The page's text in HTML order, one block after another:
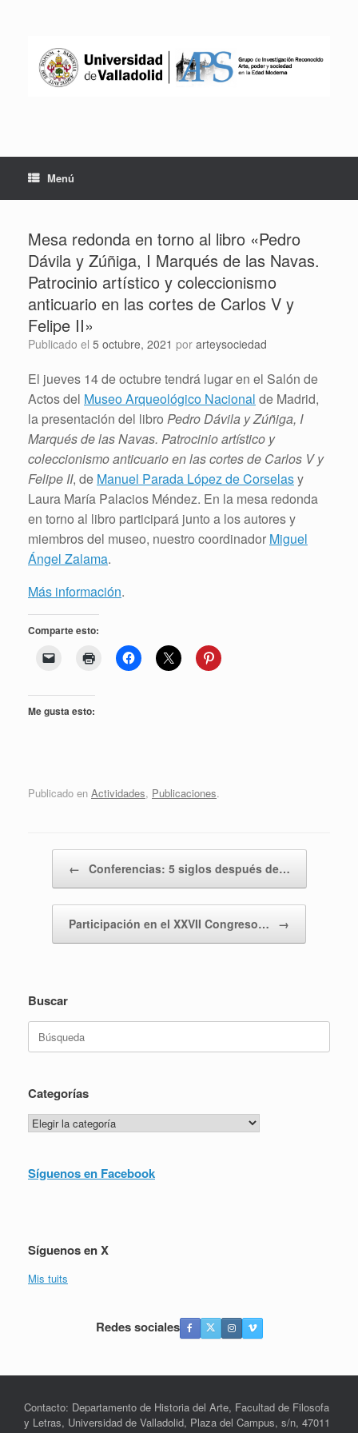
Menú
Mesa redonda en torno al libro «Pedro
Dávila y Zúñiga, I Marqués de las Navas.
Patrocinio artístico y coleccionismo
anticuario en las cortes de Carlos V y
Felipe II»
Publicado el 5 octubre, 2021 por arteysociedad
El jueves 14 de octubre tendrá lugar en el Salón de
Actos del Museo Arqueológico Nacional de Madrid,
la presentación del libro Pedro Dávila y Zúñiga, I
Marqués de las Navas. Patrocinio artístico y
coleccionismo anticuario en las cortes de Carlos V y
Felipe II, de Manuel Parada López de Corselasy
Laura María Palacios Méndez. En la mesa redonda
en torno al libro participará junto a los autores y
miembros del museo, nuestro coordinador Miguel
Ángel Zalama.
Más información.
Comparte esto:
Me gusta esto:
Publicado en Actividades, Publicaciones.
← Conferencias: 5 siglos después de…
Participación en el XXVII Congreso… →
Buscar
Categorías
Categorías
Síguenos en Facebook
Síguenos en X
Mis tuits
Redes sociales
Contacto: Departamento de Historia del Arte, Facultad de Filosofa
y Letras, Universidad de Valladolid, Plaza del Campus, s/n, 47011